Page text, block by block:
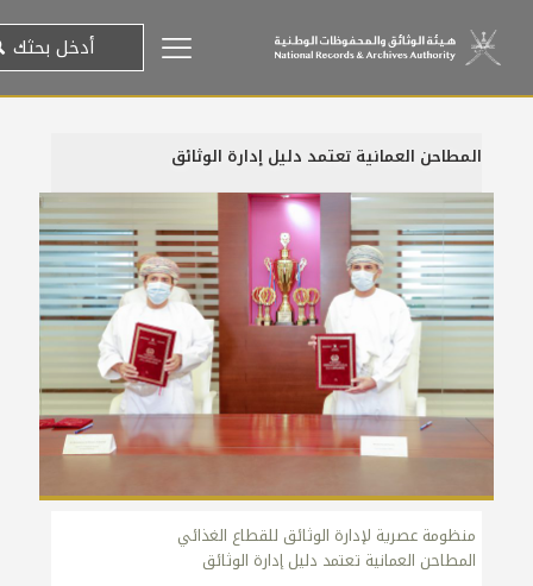
المطاحن العمانية تعتمد دليل إدارة الوثائق
25 أكتوبر، 2020
منظومة عصرية لإدارة الوثائق للقطاع الغذائي
المطاحن العمانية تعتمد دليل إدارة الوثائق